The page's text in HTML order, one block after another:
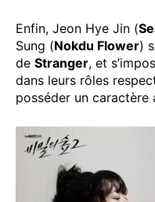
Enfin, Jeon Hye Jin (
Sung (Nokdu Flower)
de Stranger, et
dans leurs rôles
posséder un caractère